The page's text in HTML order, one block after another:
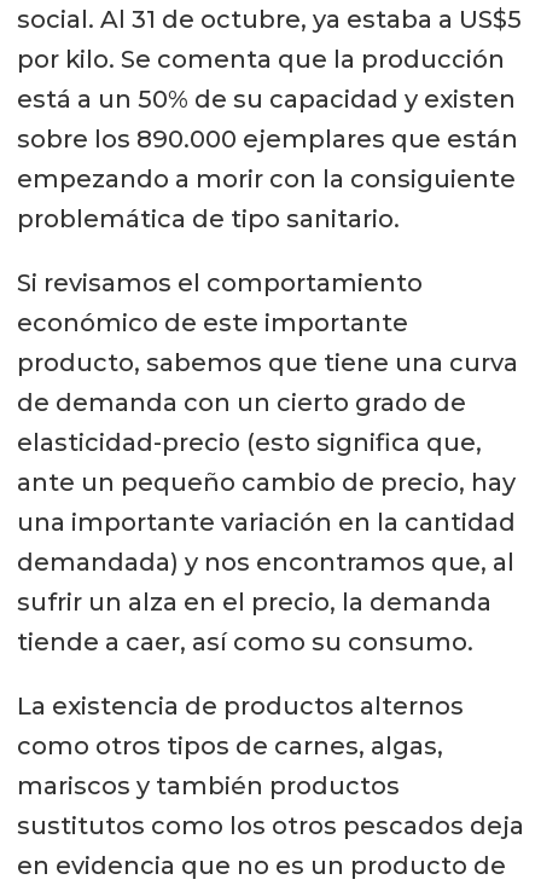
social. Al 31 de octubre, ya estaba a US$5
por kilo. Se comenta que la producción
está a un 50% de su capacidad y existen
sobre los 890.000 ejemplares que están
empezando a morir con la consiguiente
problemática de tipo sanitario.
Si revisamos el comportamiento
económico de este importante
producto, sabemos que tiene una curva
de demanda con un cierto grado de
elasticidad-precio (esto significa que,
ante un pequeño cambio de precio, hay
una importante variación en la cantidad
demandada) y nos encontramos que, al
sufrir un alza en el precio, la demanda
tiende a caer, así como su consumo.
La existencia de productos alternos
como otros tipos de carnes, algas,
mariscos y también productos
sustitutos como los otros pescados deja
en evidencia que no es un producto de